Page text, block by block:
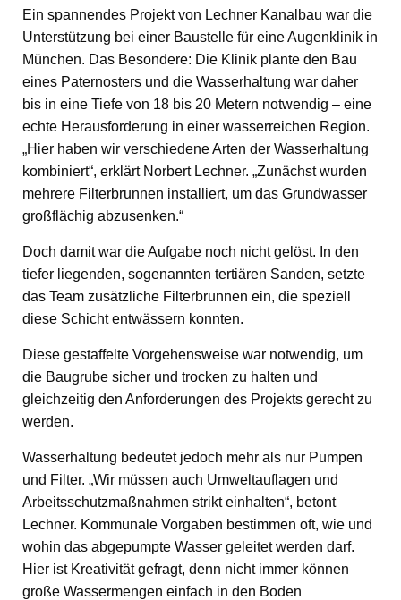
Ein spannendes Projekt von Lechner Kanalbau war die
Unterstützung bei einer Baustelle für eine Augenklinik in
München. Das Besondere: Die Klinik plante den Bau
eines Paternosters und die Wasserhaltung war daher
bis in eine Tiefe von 18 bis 20 Metern notwendig – eine
echte Herausforderung in einer wasserreichen Region.
„Hier haben wir verschiedene Arten der Wasserhaltung
kombiniert“, erklärt Norbert Lechner. „Zunächst wurden
mehrere Filterbrunnen installiert, um das Grundwasser
großflächig abzusenken.“
Doch damit war die Aufgabe noch nicht gelöst. In den
tiefer liegenden, sogenannten tertiären Sanden, setzte
das Team zusätzliche Filterbrunnen ein, die speziell
diese Schicht entwässern konnten.
Diese gestaffelte Vorgehensweise war notwendig, um
die Baugrube sicher und trocken zu halten und
gleichzeitig den Anforderungen des Projekts gerecht zu
werden.
Wasserhaltung bedeutet jedoch mehr als nur Pumpen
und Filter. „Wir müssen auch Umweltauflagen und
Arbeitsschutzmaßnahmen strikt einhalten“, betont
Lechner. Kommunale Vorgaben bestimmen oft, wie und
wohin das abgepumpte Wasser geleitet werden darf.
Hier ist Kreativität gefragt, denn nicht immer können
große Wassermengen einfach in den Boden